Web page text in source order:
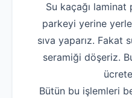
Su kaçağı
parkeyi yerine
sıva yaparız. Fakat
seramiği döşeriz.
Bütün bu işlemleri